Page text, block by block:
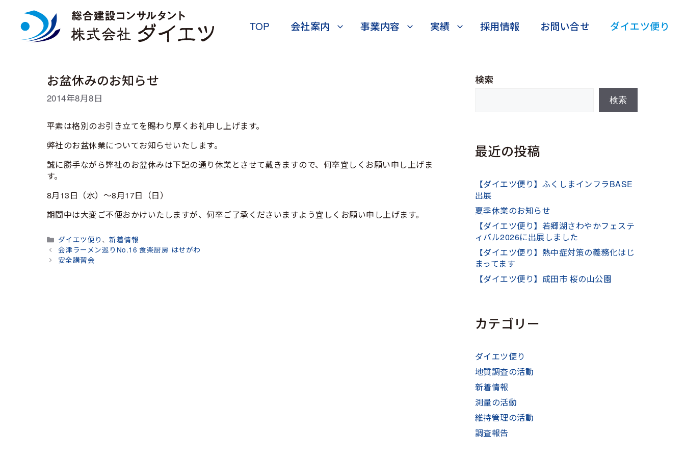
TOP 会社案内 事業内容 実績 採用情報 お問い合せ ダイエツ便り
お盆休みのお知らせ
2014年8月8日
平素は格別のお引き立てを賜わり厚くお礼申し上げます。
弊社のお盆休業についてお知らせいたします。
誠に勝手ながら弊社のお盆休みは下記の通り休業とさせて戴きますので、何卒宜しくお願い申し上げま
す。
8月13日（水）～8月17日（日）
期間中は大変ご不便おかけいたしますが、何卒ご了承くださいますよう宜しくお願い申し上げます。
カ
テ
ゴ
ダイエツ便り 、新着情報
会津ラーメン巡りNo.16 食楽厨房 はせがわ
安全講習会
検索
検索
最近の投稿
【ダイエツ便り】ふくしまインフラBASE
出展
夏季休業のお知らせ
【ダイエツ便り】若郷湖さわやかフェステ
ィバル2026に出展しました
【ダイエツ便り】熱中症対策の義務化はじ
まってます
【ダイエツ便り】成田市 桜の山公園
カテゴリー
ダイエツ便り
地質調査の活動
新着情報
測量の活動
維持管理の活動
調査報告